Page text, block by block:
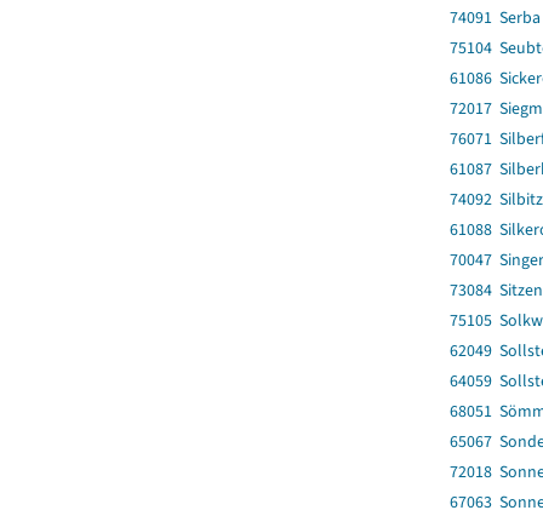
74091 Serba
75104
61086
72017
76071
61087
74092 Silbitz
61088
70047
73084
75105
62049
64059
68051
65067
72018
67063